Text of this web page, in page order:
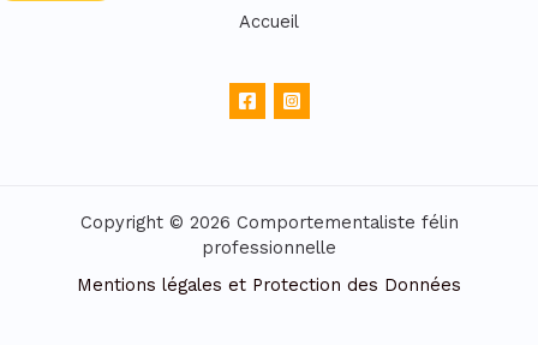
Accueil
Copyright © 2026 Comportementaliste félin
professionnelle
Mentions légales et Protection des Données